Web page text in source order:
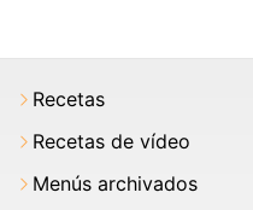
Recetas
Recetas de vídeo
Menús archivados